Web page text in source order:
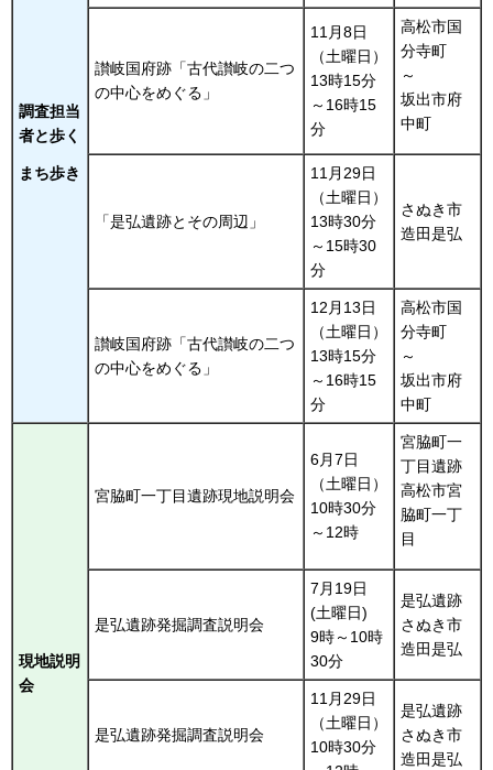
調査担当
者と歩く
まち歩き
讃岐国府跡「古代讃岐の二つ
の中心をめぐる」
11月8日
（土曜日）
13時15分
～16時15
分
高松市国
分寺町
～
坂出市府
中町
「是弘遺跡とその周辺」
11月29日
（土曜日）
13時30分
～15時30
分
さぬき市
造田是弘
讃岐国府跡「古代讃岐の二つ
の中心をめぐる」
12月13日
（土曜日）
13時15分
～16時15
分
高松市国
分寺町
～
坂出市府
中町
現地説明
会
宮脇町一丁目遺跡現地説明会
6月7日
（土曜日）
10時30分
～12時
宮脇町一
丁目遺跡
高松市宮
脇町一丁
目
是弘遺跡発掘調査説明会
7月19日
(土曜日)
9時～10時
30分
是弘遺跡
さぬき市
造田是弘
是弘遺跡発掘調査説明会
11月29日
（土曜日）
10時30分
是弘遺跡
さぬき市
造田是弘